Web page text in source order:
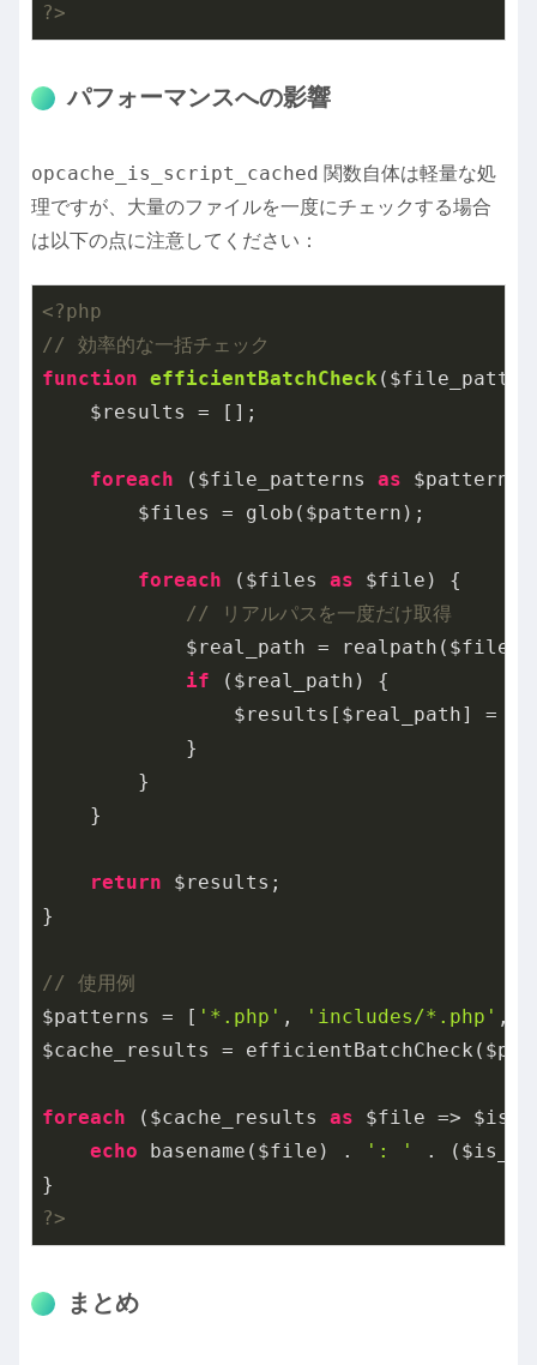
?>
パフォーマンスへの影響
opcache_is_script_cached 関数自体は軽量な処
理ですが、大量のファイルを一度にチェックする場合
は以下の点に注意してください：
<?php
// 効率的な一括チェック
function efficientBatchCheck
    $results = [];
foreach ($file_patterns as $pattern)
        $files = glob($pattern);
foreach ($files as $file) {
// リアルパスを一度だけ取得
            $real_path = realpath($file);
if ($real_path) {
$results[$real_path] =
            }
        }
    }
return $results;
}
// 使用例
$patterns = [ '*.php' , 'includes/*.php' ,
$cache_results =
foreach ($cache_results as $file =>
echo basename($file) . ': '
.
?>
まとめ